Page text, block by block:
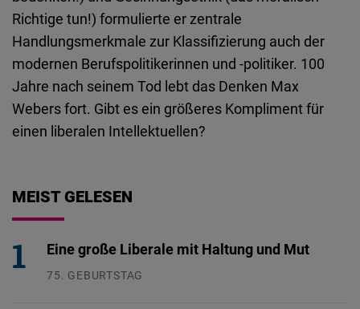
Richtige tun!) formulierte er zentrale
Handlungsmerkmale zur Klassifizierung auch der
modernen Berufspolitikerinnen und -politiker. 100
Jahre nach seinem Tod lebt das Denken Max
Webers fort. Gibt es ein größeres Kompliment für
einen liberalen Intellektuellen?
MEIST GELESEN
Eine große Liberale mit Haltung und Mut
75. GEBURTSTAG